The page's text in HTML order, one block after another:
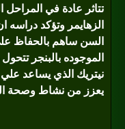
تتاثر عادة في
الزهايمر وتؤكد دراسه
السن ساهم بالحفاظ
الموجوده بالبنجر
نيتريك الذي يساعد
يعزز من نشاط وصحة